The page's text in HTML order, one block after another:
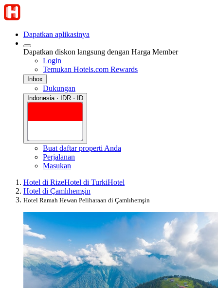
Dapatkan aplikasinya
Dapatkan diskon langsung dengan Harga Member
Login
Temukan Hotels.com Rewards
Inbox
Dukungan
Indonesia · IDR · ID
Buat daftar properti Anda
Perjalanan
Masukan
Hotel di RizeHotel di TurkiHotel
Hotel di Çamlıhemşin
Hotel Ramah Hewan Peliharaan di Çamlıhemşin